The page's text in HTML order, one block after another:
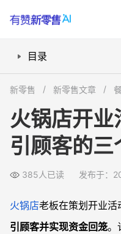
目录
小程序如何助力活动裂
开业活动如何提升顾客
常见问题
火锅店开业活动用消费返现
新零售 新零售文章
火锅店开
引顾客的三
385人已读 发布于：
火锅店老板在策划开业活
引顾客并实现资金回笼。